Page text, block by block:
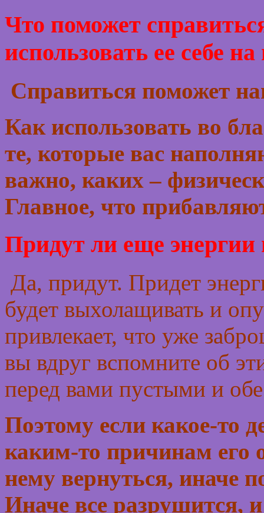
Что поможет
использовать ее себе на
Справиться поможет
Как использовать во
те, которые вас
важно, каких –
Главное, что
Придут ли еще энергии
Да, придут. Придет
будет выхолащивать и
привлекает, что уже
вы вдруг вспомните об
перед вами пустыми и
Поэтому если какое-то
каким-то причинам его
нему вернуться, иначе
Иначе все разрушится,